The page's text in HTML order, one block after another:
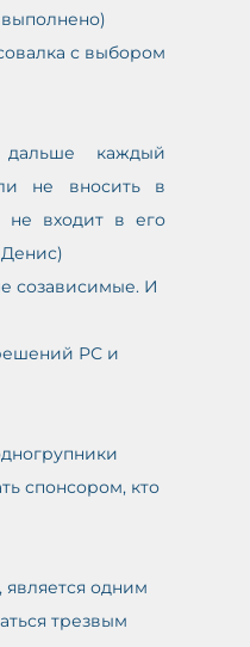
с выбором
каждый
не вносить в
не входит в его
созависимые. И
РС и
спонсором, кто
одним
трезвым